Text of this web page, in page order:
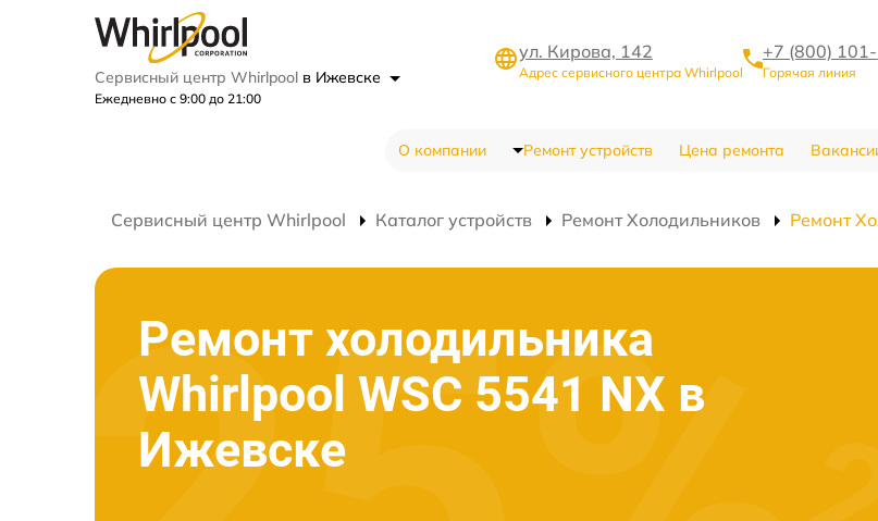
Сервисный центр Whirlpool в Ижевске
Ежедневно с 9:00 до 21:00
ул. Кирова, 142
Адрес сервисного центра Whirlpool
+7 (800)
Горячая линия
О компании Ремонт устройств Цена ремонта
Сервисный центр Whirlpool Каталог устройств Ремонт Холодильников Ремонт
Ремонт холодильника
Whirlpool WSC 5541 NX в
Ижевске